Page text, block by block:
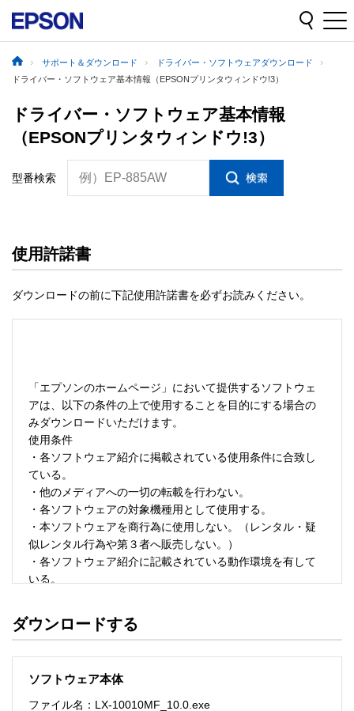
サポート＆ダウンロード
ドライバー・ソフトウェアダウンロード
ドライバー・ソフトウェア基本情報（EPSONプリンタウィンドウ!3）
ドライバー・ソフトウェア基本情報
（EPSONプリンタウィンドウ!3）
型番検索 例）EP-885AW
使用許諾書
ダウンロードの前に下記使用許諾書を必ずお読みください。
「エプソンのホームページ」において提供するソフトウェ
アは、以下の条件の上で使用することを目的にする場合の
みダウンロードいただけます。
使用条件
・各ソフトウェア紹介に掲載されている使用条件に合致し
ている。
・他のメディアへの一切の転載を行わない。
・各ソフトウェアの対象機種用として使用する。
・本ソフトウェアを商行為に使用しない。（レンタル・疑
似レンタル行為や第３者へ販売しない。）
・各ソフトウェア紹介に記載されている動作環境を有して
いる。
・ソフトウェアを改変、またはリバースエンジニアリング
ソフトウェアのサポート
ダウンロードする
ソフトウェア本体
ファイル名：LX-10010MF_10.0.exe